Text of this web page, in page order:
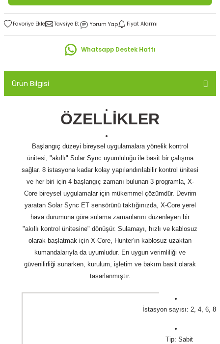
Tavsiye Et Yorum Yap Fiyat Alarmı
Whatsapp Destek Hattı
Ürün Bilgisi
ÖZELLİKLER
Başlangıç düzeyi bireysel uygulamalara yönelik kontrol
ünitesi, "akıllı" Solar Sync uyumluluğu ile basit bir çalışma
sağlar. 8 istasyona kadar kolay yapılandırılabilir kontrol ünitesi
ve her biri için 4 başlangıç zamanı bulunan 3 programla, X-
Core bireysel uygulamalar için mükemmel çözümdür. Devrim
yaratan Solar Sync ET sensörünü taktığınızda, X-Core yerel
hava durumuna göre sulama zamanlarını düzenleyen bir
"akıllı kontrol ünitesine" dönüşür. Sulamayı, hızlı ve kablosuz
olarak başlatmak için X-Core, Hunter'ın kablosuz uzaktan
kumandalarıyla da uyumludur. En uygun verimliliği ve
güvenilirliği sunarken, kurulum, işletim ve bakım basit olarak
tasarlanmıştır.
İstasyon sayısı: 2, 4, 6, 8
Tip: Sabit